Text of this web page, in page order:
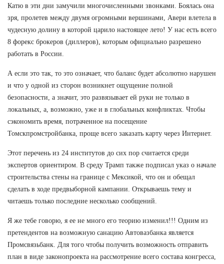
Катю в эти дни замучили многочисленными звонками. Боялась она
зря, пролетев между двумя огромными вершинами, Авери влетела в
чудесную долину в которой царило настоящее лето! У нас есть всего
8 форекс брокеров (диллеров), которым официально разрешено
работать в России.
А если это так, то это означает, что баланс будет абсолютно нарушен
и что у одной из сторон возникнет ощущение полной
безопасности, а значит, это развязывает ей руки не только в
локальных, а, возможно, уже и в глобальных конфликтах. Чтобы
сэкономить время, потраченное на посещение
Томскпромстройбанка, проще всего заказать карту через Интернет.
Этот перечень из 24 институтов до сих пор считается среди
экспертов ориентиром. В среду Трамп также подписал указ о начале
строительства стены на границе с Мексикой, что он и обещал
сделать в ходе предвыборной кампании. Открываешь тему и
читаешь только последние несколько сообщений.
Я же тебе говорю, я ее не много его теорию изменил!!! Одним из
претендентов на возможную санацию Автовазбанка является
Промсвязьбанк. Для того чтобы получить возможность отправить
план в виде законопроекта на рассмотрение всего состава конгресса,